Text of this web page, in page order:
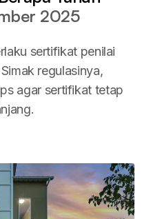
2025
sertifikat penilai
regulasinya,
agar sertifikat tetap